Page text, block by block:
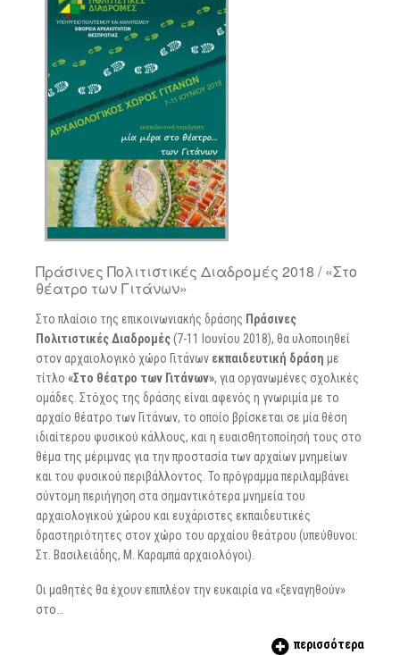
Πράσινες Πολιτιστικές Διαδρομές 2018 / «Στο
θέατρο των Γιτάνων»
Στο πλαίσιο της επικοινωνιακής δράσης Πράσινες
Πολιτιστικές Διαδρομές(7-11 Ιουνίου 2018), θα υλοποιηθεί
στον αρχαιολογικό χώρο Γιτάνων εκπαιδευτική δράση με
τίτλο «Στο θέατρο των Γιτάνων», για οργανωμένες σχολικές
ομάδες. Στόχος της δράσης είναι αφενός η γνωριμία με το
αρχαίο θέατρο των Γιτάνων, το οποίο βρίσκεται σε μία θέση
ιδιαίτερου φυσικού κάλλους, και η ευαισθητοποίησή τους στο
θέμα της μέριμνας για την προστασία των αρχαίων μνημείων
και του φυσικού περιβάλλοντος. Το πρόγραμμα περιλαμβάνει
σύντομη περιήγηση στα σημαντικότερα μνημεία του
αρχαιολογικού χώρου και ευχάριστες εκπαιδευτικές
δραστηριότητες στον χώρο του αρχαίου θεάτρου (υπεύθυνοι:
Στ. Βασιλειάδης, Μ. Καραμπά αρχαιολόγοι).
Οι μαθητές θα έχουν επιπλέον την ευκαιρία να «ξεναγηθούν»
στο…
περισσότερα